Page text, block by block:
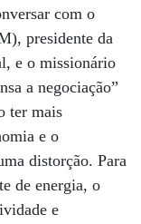
com o
presidente da
e o missionário
a negociação”
ter mais
e o
distorção. Para
de energia, o
e